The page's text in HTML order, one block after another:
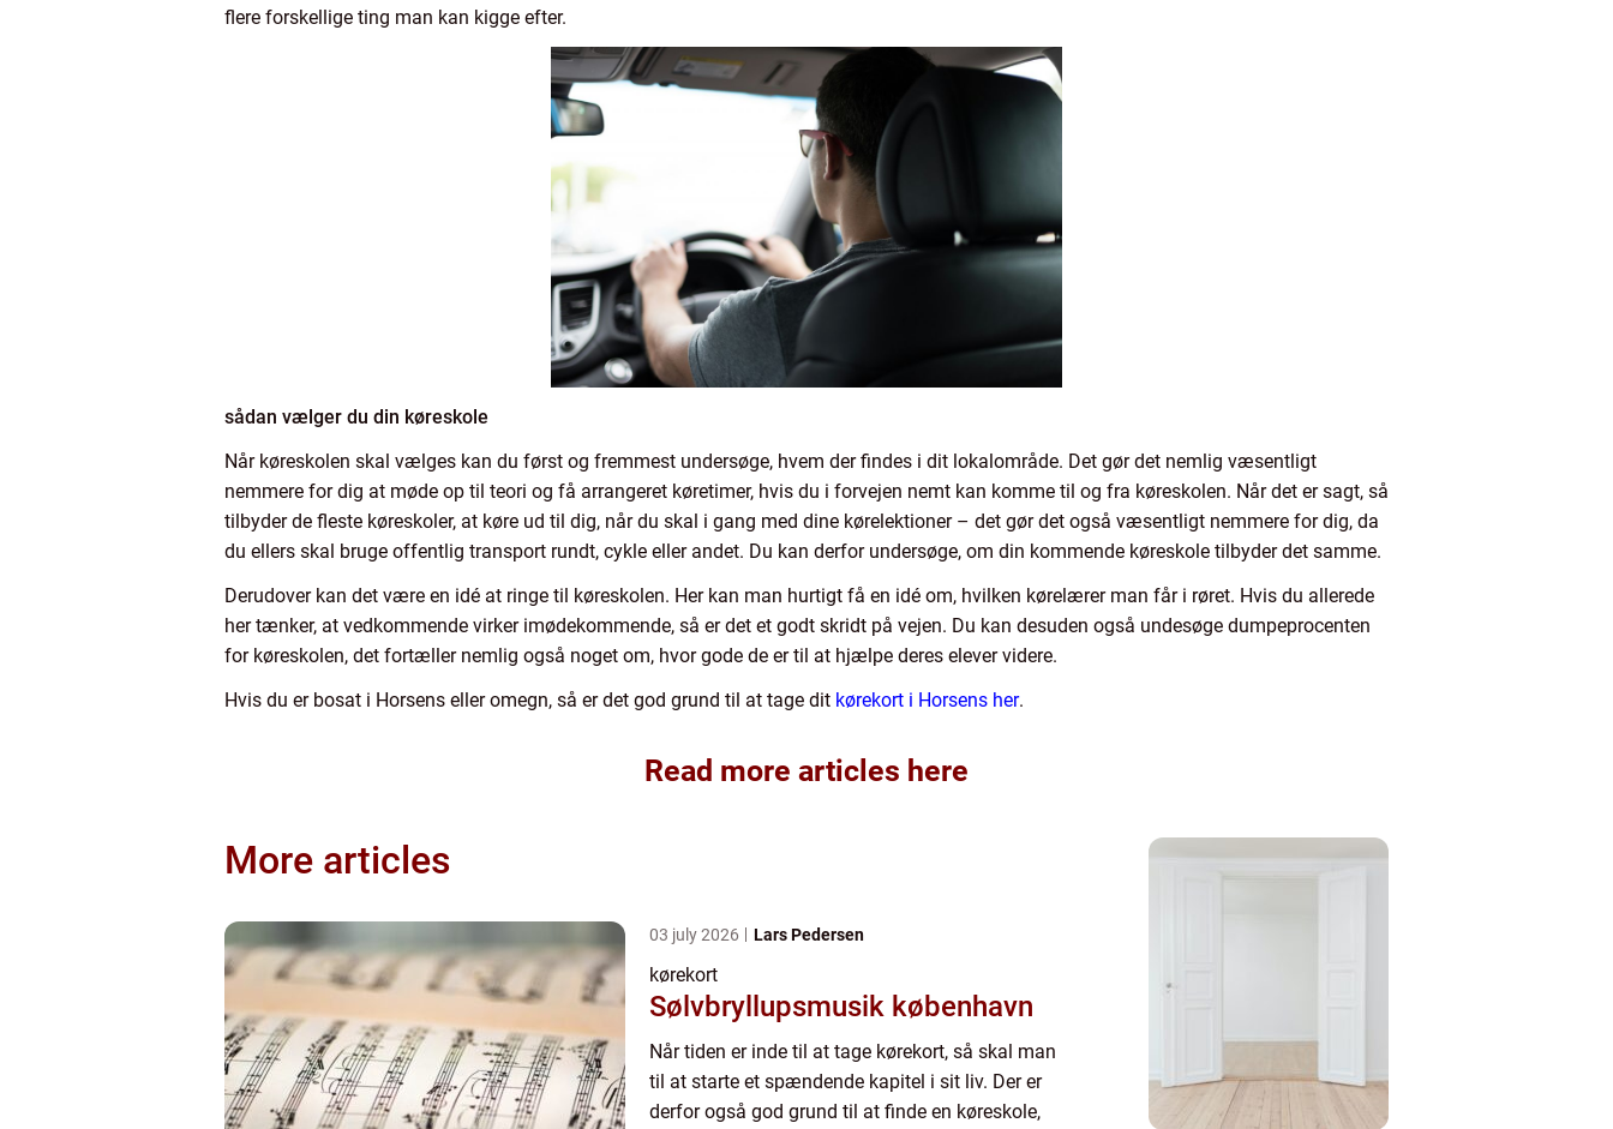
flere forskellige ting man kan kigge efter.
sådan vælger du din køreskole
Når køreskolen skal vælges kan du først og fremmest undersøge, hvem der findes i dit lokalområde. Det gør det nemlig væsentligt
nemmere for dig at møde op til teori og få arrangeret køretimer, hvis du i forvejen nemt kan komme til og fra køreskolen. Når det er sagt, så
tilbyder de fleste køreskoler, at køre ud til dig, når du skal i gang med dine kørelektioner – det gør det også væsentligt nemmere for dig, da
du ellers skal bruge offentlig transport rundt, cykle eller andet. Du kan derfor undersøge, om din kommende køreskole tilbyder det samme.
Derudover kan det være en idé at ringe til køreskolen. Her kan man hurtigt få en idé om, hvilken kørelærer man får i røret. Hvis du allerede
her tænker, at vedkommende virker imødekommende, så er det et godt skridt på vejen. Du kan desuden også undesøge dumpeprocenten
for køreskolen, det fortæller nemlig også noget om, hvor gode de er til at hjælpe deres elever videre.
Hvis du er bosat i Horsens eller omegn, så er det god grund til at tage dit kørekort i Horsens her.
Read more articles here
More articles
03 july 2026 Lars Pedersen
kørekort
Sølvbryllupsmusik københavn
Når tiden er inde til at tage kørekort, så skal man
til at starte et spændende kapitel i sit liv. Der er
derfor også god grund til at finde en køreskole,